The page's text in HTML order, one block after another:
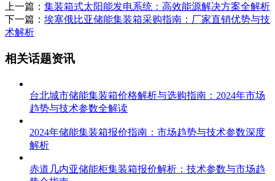
上一篇： 集装箱式太阳能发电系统：高效能源解决方案全解析
下一篇： 埃塞俄比亚储能集装箱采购指南：厂家直销优势与技
术解析
相关话题资讯
台北城市储能集装箱价格解析与选购指南：2024年市场
趋势与技术参数全解读
2024年储能集装箱报价指南：市场趋势与技术参数深度
解析
赤道几内亚储能柜集装箱报价解析：技术参数与市场趋